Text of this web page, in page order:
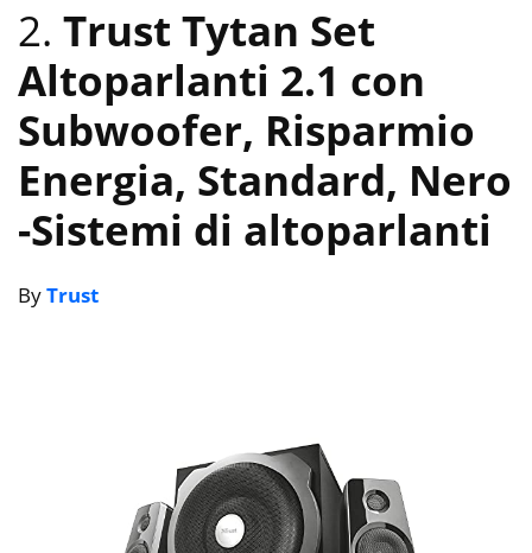
2. Trust Tytan Set
Altoparlanti 2.1 con
Subwoofer, Risparmio
Energia, Standard, Nero
-Sistemi di altoparlanti
ByTrust